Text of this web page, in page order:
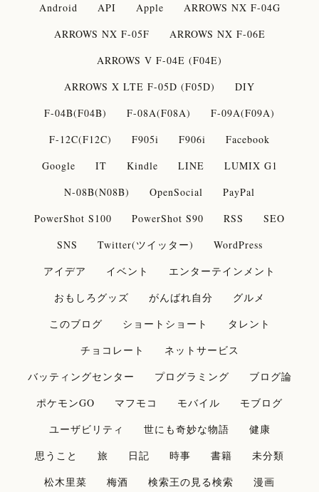
Android API Apple
ARROWS NX F-04G
ARROWS NX F-05F
ARROWS NX F-06E
ARROWS V F-04E (F04E)
ARROWS X LTE F-05D (F05D)
DIY
F-04B(F04B)
F-08A(F08A)
F-09A(F09A)
F-12C(F12C)
F905i F906i
Facebook
Google
IT Kindle LINE
LUMIX G1
N-08B(N08B)
OpenSocial
PayPal
PowerShot S100
PowerShot S90 RSS
SEO
SNS
Twitter(ツイッター)
WordPress
アイデア
イベント
エンターテインメント
おもしろグッズ
がんばれ自分
グルメ
このブログ
ショートショート
タレント
チョコレート
ネットサービス
バッティングセンター
プログラミング
ブログ論
ポケモンGO
マフモコ モバイル
モブログ
ユーザビリティ
世にも奇妙な物語
健康
思うこと
旅 日記 時事 書籍
未分類
松木里菜
梅酒 検索王の見る検索 漫画